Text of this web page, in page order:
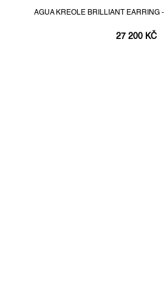
AGUA KREOLE BRILLIANT EARRING
27 200 KČ